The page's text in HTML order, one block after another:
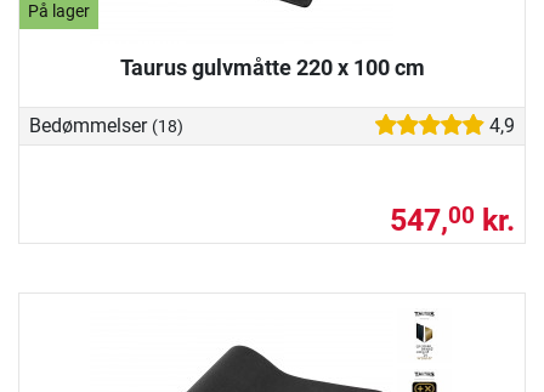
På lager
Taurus gulvmåtte 220 x 100 cm
Bedømmelser (18) 4,9
547,00 kr.